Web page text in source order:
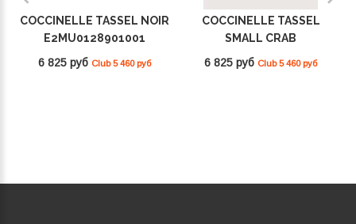
COCCINELLE TASSEL NOIR
E2MU0128901001
6 825 руб Club 5 460 руб
COCCINELLE TASSEL
SMALL CRAB
E2MU0128901_R41
6 825 руб Club 5 460 руб